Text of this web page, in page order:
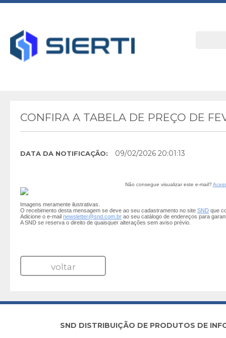
CONFIRA A TABELA DE PREÇO DE
DATA DA NOTIFICAÇÃO: 09/02/2026 20:01:13
Não consegue visualizar este e-mail?
Imagens meramente ilustrativas.
O recebimento desta mensagem se deve ao seu cadastramento no site SND que
Adicione o e-mail newsletter@snd.com.br ao seu catálogo de endereços para
A SND se reserva o direito de quaisquer alterações sem aviso prévio.
voltar
SND DISTRIBUIÇÃO DE PRODUTOS DE